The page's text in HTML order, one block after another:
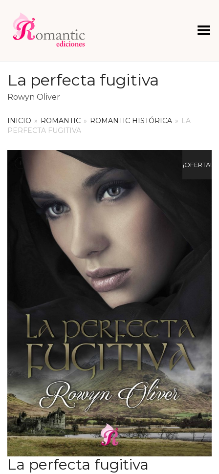
Menú
La perfecta fugitiva
Rowyn Oliver
INICIO » ROMANTIC » ROMANTIC HISTÓRICA » LA
PERFECTA FUGITIVA
¡OFERTA!
+
La perfecta fugitiva